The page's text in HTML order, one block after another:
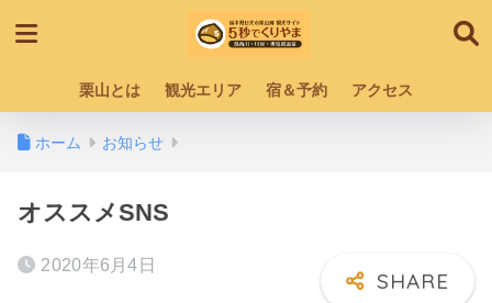
栗山とは 観光エリア 宿＆予約 アクセス
ホーム お知らせ
オススメSNS
2020年6月4日